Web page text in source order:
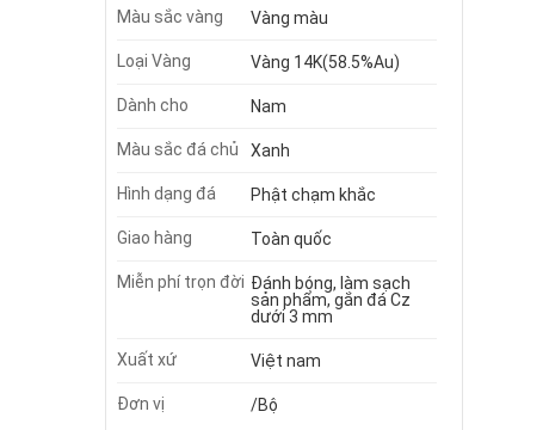
Màu sắc vàng Vàng màu
Loại Vàng Vàng 14K(58.5%Au)
Dành cho Nam
Màu sắc đá chủ Xanh
Hình dạng đá Phật chạm khắc
Giao hàng Toàn quốc
Miễn phí trọn đời Đánh bóng, làm sạch
sản phẩm, gắn đá Cz
dưới 3 mm
Xuất xứ Việt nam
Đơn vị /Bộ